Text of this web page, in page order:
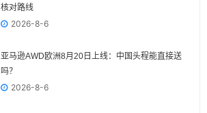
核对路线
2026-8-6
亚马逊AWD欧洲8月20日上线：中国头程能直接送
吗？
2026-8-6